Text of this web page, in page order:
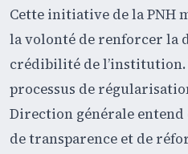
Cette initiative de la PNH
la volonté de renforcer la
crédibilité de
processus de
Direction générale
de transparence et de